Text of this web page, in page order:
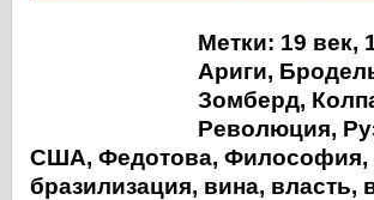
Метки: 19 век,
Ариги,
Зомберд,
Революция,
США, Федотова, Философия,
бразилизация, вина, власть,